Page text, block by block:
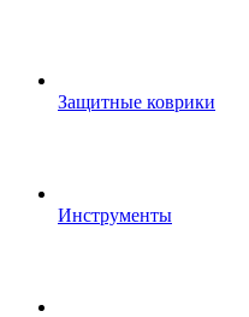
Защитные коврики
Инструменты